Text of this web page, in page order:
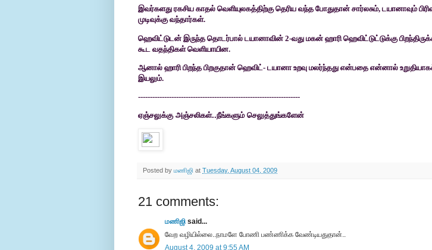
இவர்களது ரகசிய காதல் வெளியுலகத்திற்கு தெரிய வந்த போதுதான் சார்லசும், டயானாவும்
முடிவுக்கு வந்தார்கள்.
ஹெவிட்டுடன் இருந்த தொடர்பால் டயானாவின் 2-வது மகன் ஹாரி ஹெவிட்டுட்டுக்கு
கூட வதந்திகள் வெளியாயின.
ஆனால் ஹாரி பிறந்த பிறகுதான் ஹெவிட்- டயானா உறவு மலர்ந்தது என்பதை என்னால்
இயலும்.
--------------------------------------------------------------------
ஏஞ்சலுக்கு அஞ்சலிகள்..நீங்களும் செலுத்துங்களேன்
Posted by மணிஜி at Tuesday, August 04, 2009
21 comments:
மணிஜி said...
வேற வழியில்லை..நாமளே போணி பண்ணிக்க வேண்டியதுதான்..
August 4, 2009 at 9:55 AM